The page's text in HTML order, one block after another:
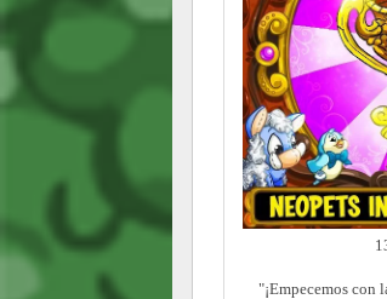
"¡Empecemos con